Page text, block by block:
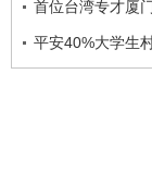
首位台湾专才厦
平安40%大学生